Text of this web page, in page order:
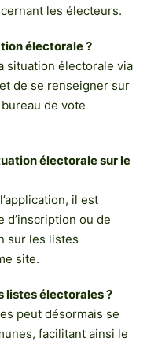
les électeurs.
électorale ?
situation électorale via
de se renseigner sur
de vote
électorale sur le
il est
d’inscription ou de
sur les listes
site.
listes électorales ?
peut désormais se
facilitant ainsi le